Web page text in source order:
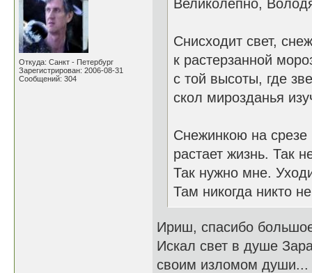
Откуда: Санкт - Петербург
Зарегистрирован: 2006-08-31
Сообщений: 304
Великолепно,
Снисходит свет,
к растерзанной
с той высоты, где
скол мирозданья
Снежинкою на срезе
растает жизнь. Так
Так нужно мне.
Там никогда никто
Ириш, спасибо
Искал свет в душе
своим изломом души...